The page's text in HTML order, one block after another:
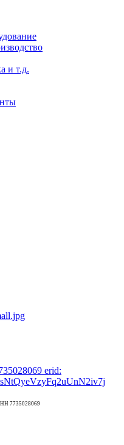
и т.д.
7735028069